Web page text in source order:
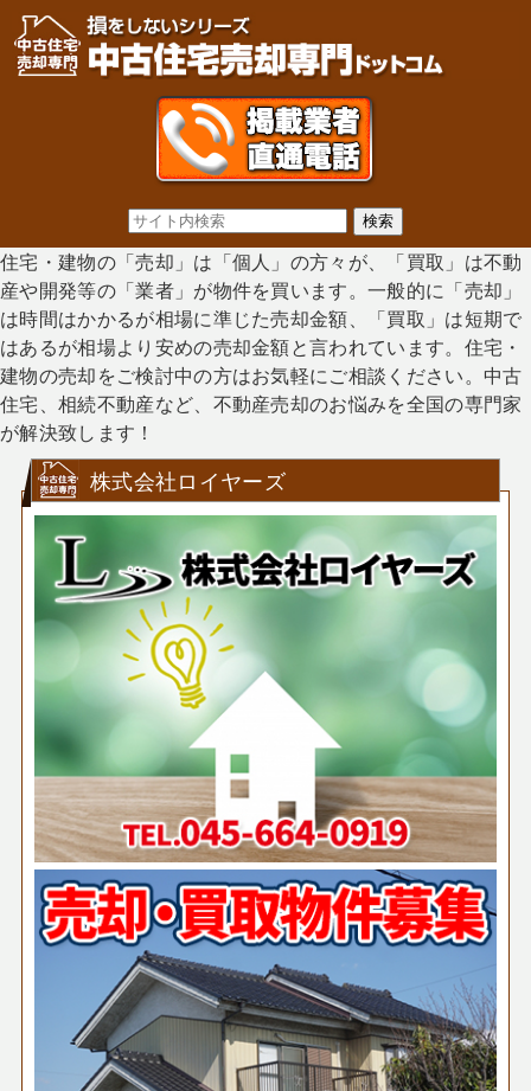
住宅・建物の「売却」は「個人」の方々が、「買取」は不動
産や開発等の「業者」が物件を買います。一般的に「売却」
は時間はかかるが相場に準じた売却金額、「買取」は短期で
はあるが相場より安めの売却金額と言われています。住宅・
建物の売却をご検討中の方はお気軽にご相談ください。中古
住宅、相続不動産など、不動産売却のお悩みを全国の専門家
が解決致します！
株式会社ロイヤーズ